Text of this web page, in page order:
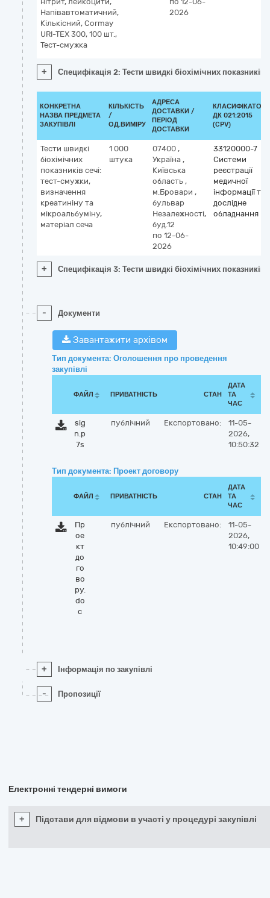
Напівавтоматичний,
Кількісний, Cormay
URI-TEX 300, 100 шт.,
Тест-смужка
2026
+ Специфікація 2: Тести швидкі біохімічних
КОНКРЕТНА
НАЗВА ПРЕДМЕТА
ЗАКУПІВЛІ
КІЛЬКІСТЬ
/
ОД.ВИМІРУ
АДРЕСА
ДОСТАВКИ /
ПЕРІОД
ДОСТАВКИ
КЛАСИФІКАТОР
ДК 021:2015
(CPV)
Тести швидкі
біохімічних
показників сечі:
тест-смужки,
визначення
креатиніну та
мікроальбуміну,
матеріал сеча
1 000
штука
07400 ,
Україна ,
Київська
область ,
м.Бровари ,
бульвар
Незалежності,
буд.12
по 12-06-
2026
33120000-7
Системи
реєстрації
медичної
інформації та
дослідне
обладнання
+ Специфікація 3: Тести швидкі біохімічних
- Документи
Завантажити архівом
Тип документа: Оголошення про проведення
закупівлі
ФАЙЛ ПРИВАТНІСТЬ СТАН
ДАТА
ТА
ЧАС
sig
n.p
7s
публічний Експортовано:
11-05-
2026,
10:50:32
Тип документа: Проект договору
ФАЙЛ ПРИВАТНІСТЬ СТАН
ДАТА
ТА
ЧАС
Пр
ое
кт
до
го
во
ру.
do
c
публічний Експортовано:
11-05-
2026,
10:49:00
+ Інформація по закупівлі
- Пропозиції
Електронні тендерні вимоги
+ Підстави для відмови в участі у процедурі закупівлі